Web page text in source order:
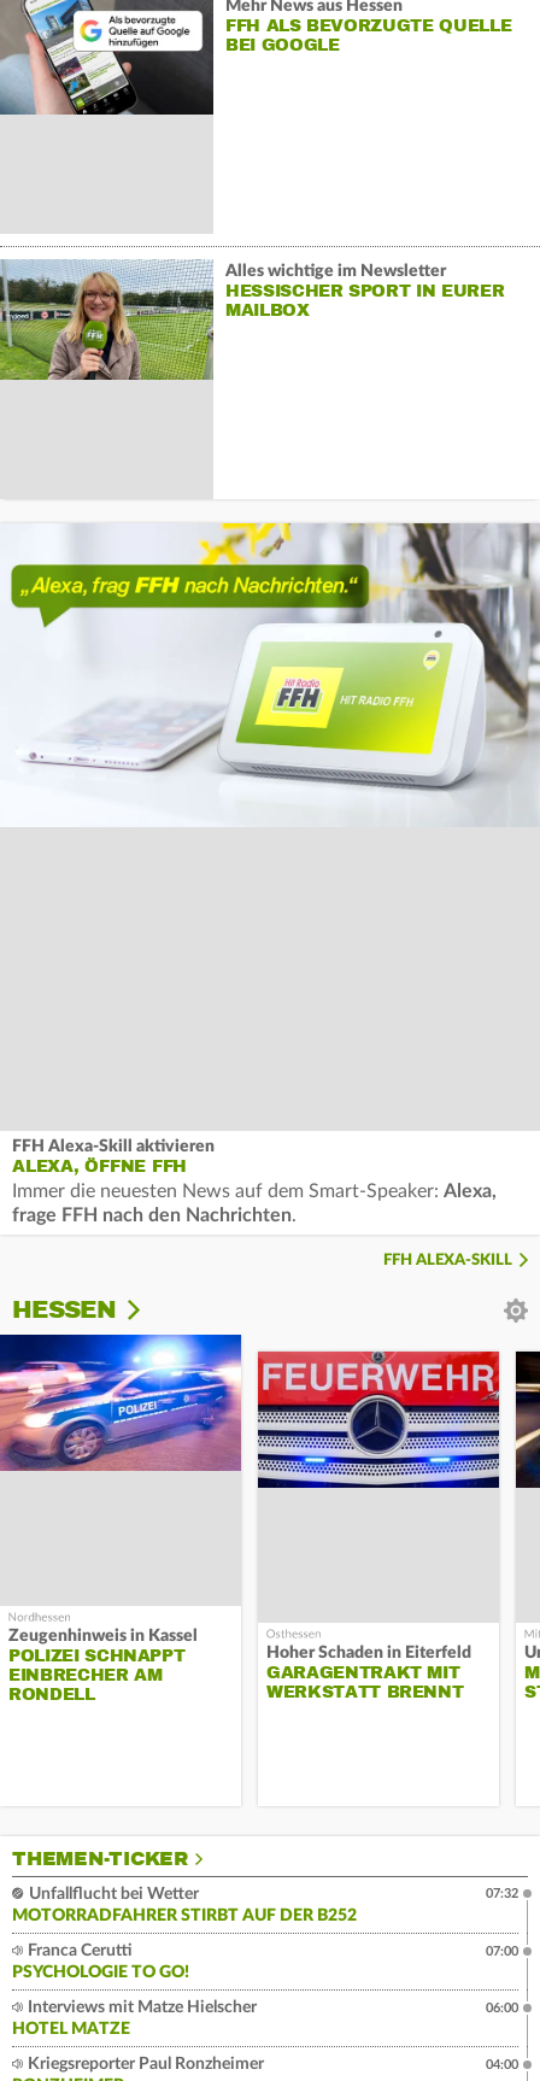
Mehr News aus Hessen
FFH ALS BEVORZUGTE QUELLE
BEI GOOGLE
Alles wichtige im Newsletter
HESSISCHER SPORT IN EURER
MAILBOX
FFH Alexa-Skill aktivieren
ALEXA, ÖFFNE FFH
Immer die neuesten News auf dem Smart-Speaker: Alexa,
frage FFH nach den Nachrichten.
FFH ALEXA-SKILL
HESSEN
Zeugenhinweis in Kassel
POLIZEI SCHNAPPT
EINBRECHER AM
RONDELL
Hoher Schaden in Eiterfeld
GARAGENTRAKT MIT
WERKSTATT BRENNT
THEMEN-TICKER
Unfallflucht bei Wetter
MOTORRADFAHRER STIRBT AUF DER B252
07:32
Franca Cerutti
PSYCHOLOGIE TO GO!
07:00
Interviews mit Matze Hielscher
HOTEL MATZE
06:00
Kriegsreporter Paul Ronzheimer
04:00